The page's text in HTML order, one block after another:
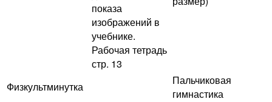
показа
изображений в
учебнике.
Рабочая тетрадь
стр. 13
Физкультминутка
Пальчиковая
гимнастика